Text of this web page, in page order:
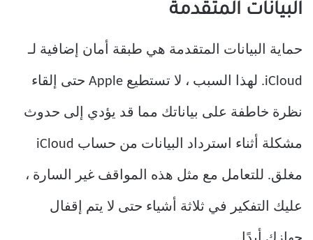
البيانات المتقدمة
حماية البيانات المتقدمة هي طبقة أمان إضافية لـ
iCloud. لهذا السبب ، لا تستطيع Apple حتى إلقاء
نظرة خاطفة على بياناتك مما قد يؤدي إلى حدوث
مشكلة أثناء استرداد البيانات من حساب iCloud
مغلق. للتعامل مع مثل هذه المواقف غير السارة ،
عليك التفكير في ثلاثة أشياء حتى لا يتم إقفال